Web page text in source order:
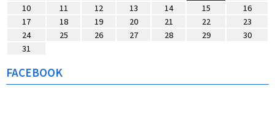
10
11 12 13 14 15
16
17
18 19 20 21 22
23
24
25 26 27 28 29
30
31
FACEBOOK